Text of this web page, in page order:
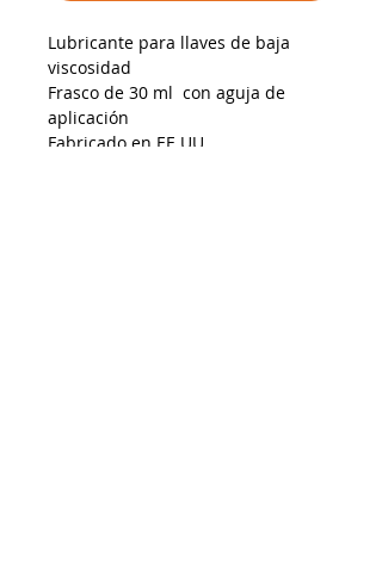
Lubricante para llaves de baja
viscosidad
Frasco de 30 ml con aguja de
aplicación
Fabricado en EE.UU.